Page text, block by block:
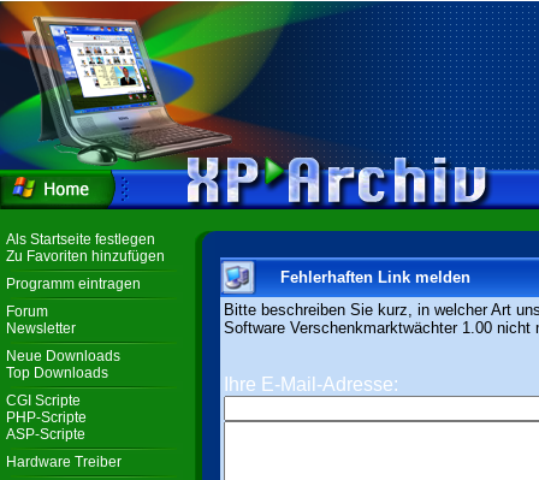
Als Startseite festlegen
Zu Favoriten hinzufügen
Programm eintragen
Forum
Newsletter
Neue Downloads
Top Downloads
CGI Scripte
PHP-Scripte
ASP-Scripte
Hardware Treiber
Fehlerhaften Link melden
Bitte beschreiben Sie kurz, in welcher Art
Software Verschenkmarktwächter 1.00 nicht
Ihre E-Mail-Adresse: